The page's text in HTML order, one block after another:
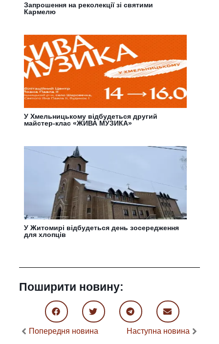
Запрошення на реколекції зі святими
Кармелю
У Хмельницькому відбудеться другий
майстер-клас «ЖИВА МУЗИКА»
У Житомирі відбудеться день зосередження
для хлопців
Поширити новину:
Попередня новина Наступна новина